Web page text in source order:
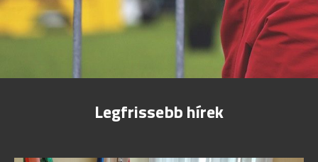
Legfrissebb hírek